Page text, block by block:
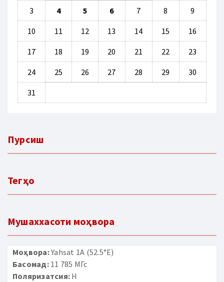
3 4 5 6 7 8 9
10 11 12 13 14 15 16
17 18 19 20 21 22 23
24 25 26 27 28 29 30
31
Пурсиш
Тегҳо
Мушаххасоти моҳвора
Моҳвора:Yahsat 1A (52.5°E)
Басомад:11 785 МГс
Поляризатсия: H